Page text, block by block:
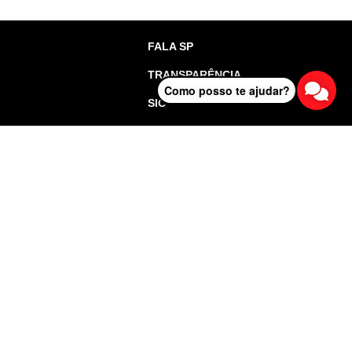
FALA SP
TRANSPARÊNCIA
SIC
Como posso te ajudar?